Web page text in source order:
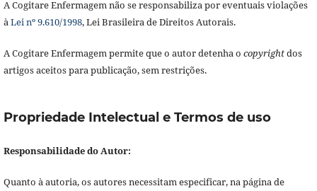
A Cogitare Enfermagem não se responsabiliza por eventuais violações
àLei nº 9.610/1998, Lei Brasileira de Direitos Autorais.
A Cogitare Enfermagem permite que o autor detenha o copyrightdos
artigos aceitos para publicação, sem restrições.
Propriedade Intelectual e Termos de uso
Responsabilidade do Autor:
Quanto à autoria, os autores necessitam especificar, na página de